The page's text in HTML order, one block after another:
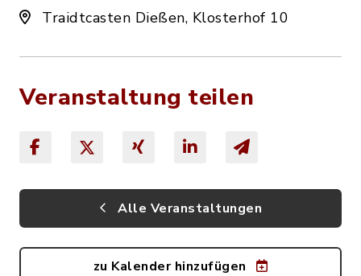
Traidtcasten Dießen, Klosterhof 10
Veranstaltung teilen
Alle Veranstaltungen
zu Kalender hinzufügen